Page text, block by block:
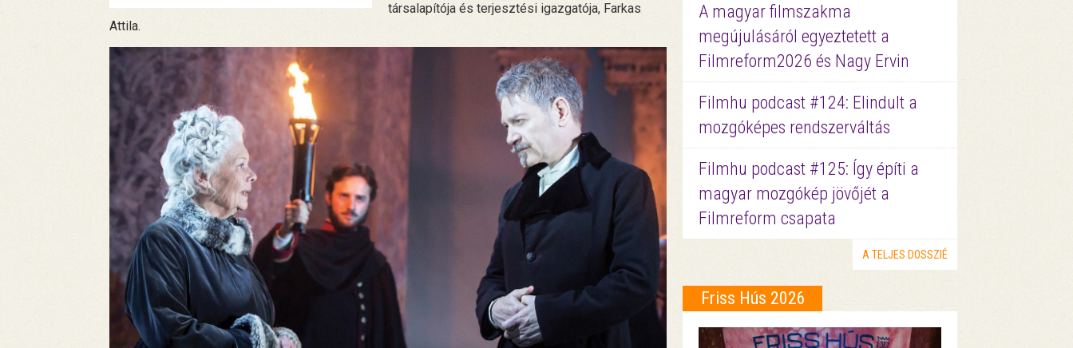
társalapítója és terjesztési igazgatója, Farkas
Attila.
A magyar filmszakma
megújulásáról egyeztetett a
Filmreform2026 és Nagy Ervin
Filmhu podcast #124: Elindult a
mozgóképes rendszerváltás
Filmhu podcast #125: Így építi a
magyar mozgókép jövőjét a
Filmreform csapata
A TELJES DOSSZIÉ
Friss Hús 2026